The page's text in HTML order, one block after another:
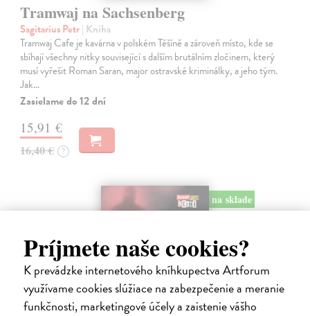
Príjmete naše cookies?
K prevádzke internetového kníhkupectva Artforum
využívame cookies slúžiace na zabezpečenie a meranie
funkčnosti, marketingové účely a zaistenie vášho
Tramwaj na Sachsenberg
Sagitarius Petr| Kniha
Tramwaj Cafe je kavárna v polském Těšíně a zároveň místo, kde se
sbíhají všechny nitky související s dalším brutálním zločinem, který
musí vyřešit Roman Saran, major ostravské kriminálky, a jeho tým.
Jak…
Zasielame do 12 dní
15,91 €
16,40 € ?
na sklade